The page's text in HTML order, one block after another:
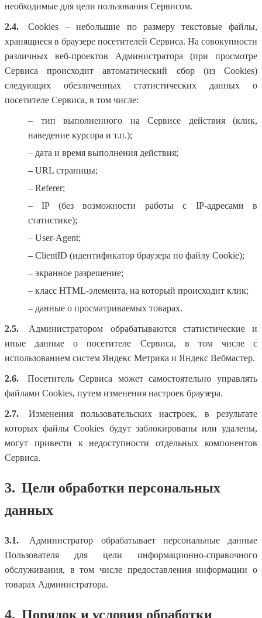
необходимые для цели пользования Сервисом.
2.4.
Cookies – небольшие по размеру текстовые файлы,
хранящиеся в браузере посетителей Сервиса. На совокупности
различных веб-проектов Администратора (при просмотре
Сервиса происходит автоматический сбор (из Cookies)
следующих обезличенных статистических данных о
посетителе Сервиса, в том числе:
– тип выполненного на Сервисе действия (клик,
наведение курсора и т.п.);
– дата и время выполнения действия;
– URL страницы;
– Referer;
– IP (без возможности работы с IP-адресами в
статистике);
– User-Agent;
– ClientID (идентификатор браузера по файлу Cookie);
– экранное разрешение;
– класс HTML-элемента, на который происходит клик;
– данные о просматриваемых товарах.
2.5.
Администратором обрабатываются статистические и
иные данные о посетителе Сервиса, в том числе с
использованием систем Яндекс Метрика и Яндекс Вебмастер.
2.6.
Посетитель Сервиса может самостоятельно управлять
файлами Cookies, путем изменения настроек браузера.
2.7.
Изменения пользовательских настроек, в результате
которых файлы Cookies будут заблокированы или удалены,
могут привести к недоступности отдельных компонентов
Сервиса.
3. Цели обработки персональных
данных
3.1.
Администратор обрабатывает персональные данные
Пользователя для цели информационно-справочного
обслуживания, в том числе предоставления информации о
товарах Администратора.
4. Порядок и условия обработки